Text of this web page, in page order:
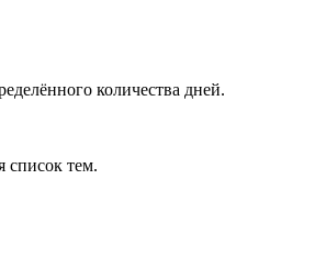
количества дней.
список тем.